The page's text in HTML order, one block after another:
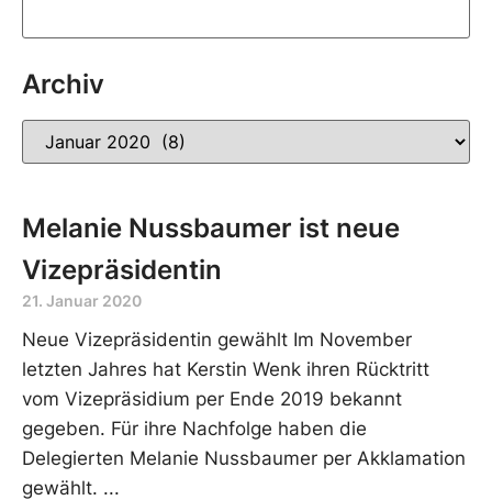
Archiv
Melanie Nussbaumer ist neue
Vizepräsidentin
21. Januar 2020
Neue Vizepräsidentin gewählt Im November
letzten Jahres hat Kerstin Wenk ihren Rücktritt
vom Vizepräsidium per Ende 2019 bekannt
gegeben. Für ihre Nachfolge haben die
Delegierten Melanie Nussbaumer per Akklamation
gewählt.